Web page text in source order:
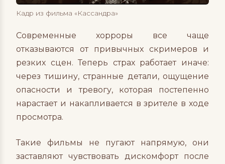
Кадр из фильма «Кассандра»
Современные хорроры все чаще
отказываются от привычных скримеров и
резких сцен. Теперь страх работает иначе:
через тишину, странные детали, ощущение
опасности и тревогу, которая постепенно
нарастает и накапливается в зрителе в ходе
просмотра.
Такие фильмы не пугают напрямую, они
заставляют чувствовать дискомфорт после